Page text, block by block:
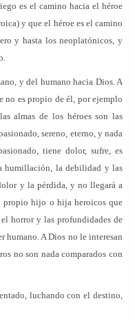
es el camino hacia el héroe
y que el héroe es el camino
y hasta los neoplatónicos, y
y del humano hacia Dios. A
no es propio de él, por ejemplo
almas de los héroes son las
sereno, eterno, y nada
tiene dolor, sufre, es
humillación, la debilidad y las
y la pérdida, y no llegará a
propio hijo o hija heroicos que
horror y las profundidades de
A Dios no le interesan
no son nada comparados con
luchando con el destino,